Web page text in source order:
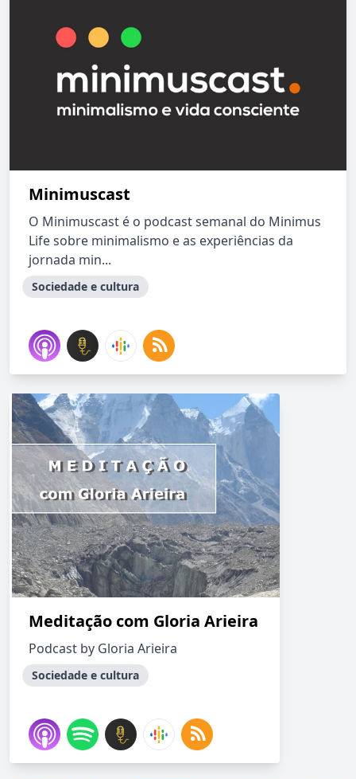
Minimuscast
O Minimuscast é o podcast semanal do Minimus
Life sobre minimalismo e as experiências da
jornada min...
Sociedade e cultura
Meditação com Gloria Arieira
Podcast by Gloria Arieira
Sociedade e cultura